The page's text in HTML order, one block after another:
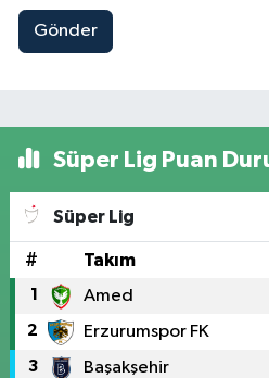
Gönder
Süper Lig Puan
Süper Lig
# Takım
1 Amed
2 Erzurumspor FK
3 Başakşehir